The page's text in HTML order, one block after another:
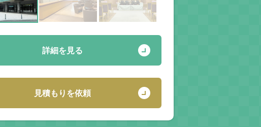
詳細を見る
見積もりを依頼